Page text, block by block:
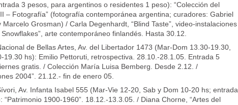
3 pesos, para argentinos o residentes 1 peso): “Colección del
– Fotografía” (fotografía contemporánea argentina; curadores: Gabriel
Marcelo Grosman) / Carla Degenhardt, “Blind Taste”, video-instalaciones
Snowflakes”, arte contemporáneo finlandés. Hasta 30.12.
de Bellas Artes, Av. del Libertador 1473 (Mar-Dom 13.30-19.30,
19.30 hs): Emilio Pettoruti, retrospectiva. 28.10.-28.1.05. Entrada 5
gratis. / Colección María Luisa Bemberg. Desde 2.12. /
2004”. 21.12.- fin de enero 05.
Av. Infanta Isabel 555 (Mar-Vie 12-20, Sab y Dom 10-20 hs; entrada
“Patrimonio 1900-1960”. 18.12.-13.3.05. / Diana Chorne, “Artes del